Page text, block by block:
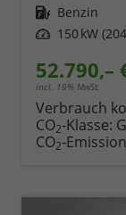
Kraftstoff Benzin
Leistung 150 kW
52.790,–
incl. 19% MwSt.
Verbrauch
CO2-Klasse: G
CO2-